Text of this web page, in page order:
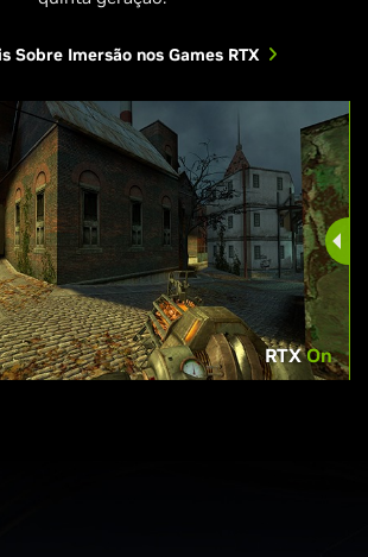
Sobre Imersão nos Games RTX
RTXOn